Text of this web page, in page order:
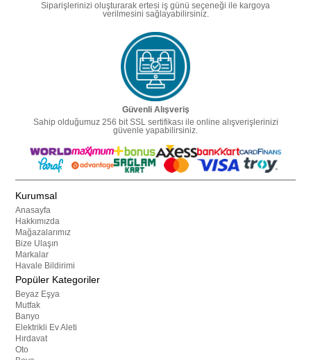
Siparişlerinizi oluşturarak ertesi iş günü seçeneği ile kargoya
verilmesini sağlayabilirsiniz.
Güvenli Alışveriş
Sahip olduğumuz 256 bit SSL sertifikası ile online alışverişlerinizi
güvenle yapabilirsiniz.
Kurumsal
Anasayfa
Hakkımızda
Mağazalarımız
Bize Ulaşın
Markalar
Havale Bildirimi
Popüler Kategoriler
Beyaz Eşya
Mutfak
Banyo
Elektrikli Ev Aleti
Hırdavat
Oto